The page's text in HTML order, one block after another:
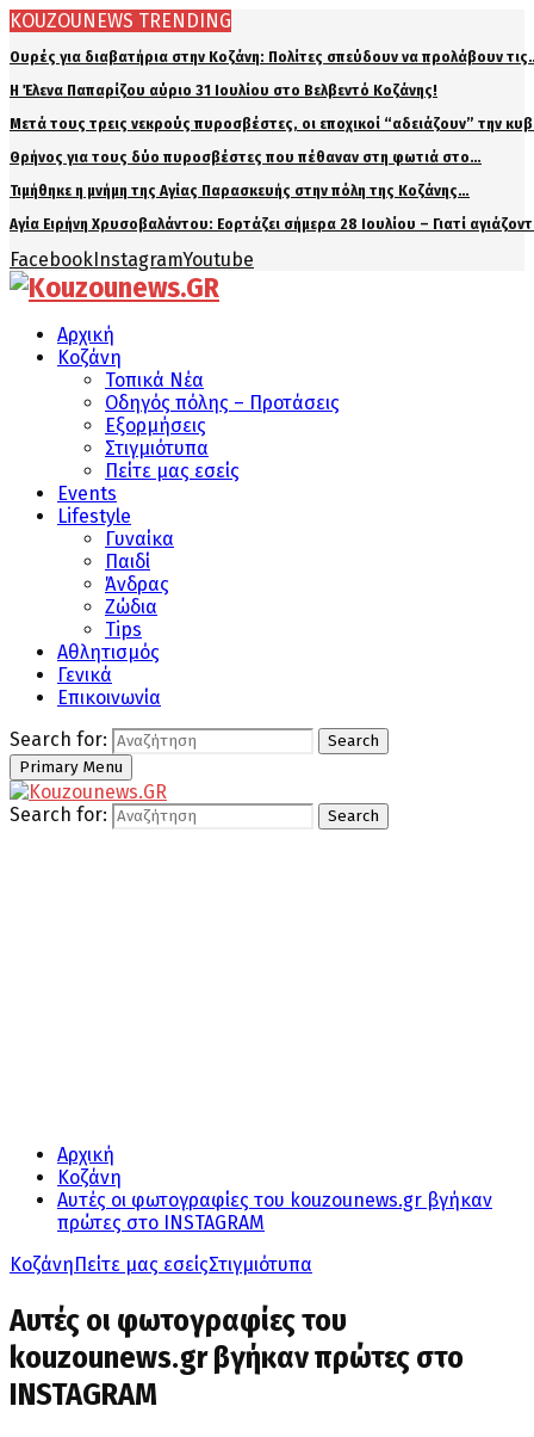
KOUZOUNEWS TRENDING
Ουρές για διαβατήρια στην Κοζάνη: Πολίτες σπεύδουν να προλάβουν
Η Έλενα Παπαρίζου αύριο 31 Ιουλίου στο Βελβεντό Κοζάνης!
Μετά τους τρεις νεκρούς πυροσβέστες, οι εποχικοί “αδειάζουν” την
Θρήνος για τους δύο πυροσβέστες που πέθαναν στη φωτιά στο…
Τιμήθηκε η μνήμη της Αγίας Παρασκευής στην πόλη της Κοζάνης…
Αγία Ειρήνη Χρυσοβαλάντου: Εορτάζει σήμερα 28 Ιουλίου – Γιατί
FacebookInstagramYoutube
Αρχική
Κοζάνη
Τοπικά Νέα
Οδηγός πόλης – Προτάσεις
Εξορμήσεις
Στιγμιότυπα
Πείτε μας εσείς
Events
Lifestyle
Γυναίκα
Παιδί
Άνδρας
Ζώδια
Tips
Αθλητισμός
Γενικά
Επικοινωνία
Search for:
Search
Primary Menu
Search for: Search
Αρχική
Κοζάνη
Αυτές οι φωτογραφίες του kouzounews.gr βγήκαν
πρώτες στο INSTAGRAM
ΚοζάνηΠείτε μας εσείςΣτιγμιότυπα
Αυτές οι φωτογραφίες του
kouzounews.gr βγήκαν πρώτες στο
INSTAGRAM